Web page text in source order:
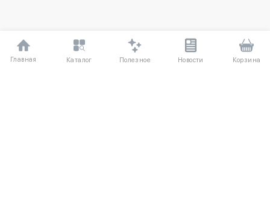
Главная Каталог Полезное Новости Корзина